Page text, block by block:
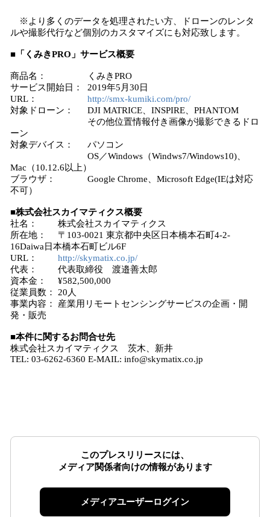
※より多くのデータを処理されたい方、ドローンのレンタ
ルや撮影代行など個別のカスタマイズにも対応致します。
■「くみきPRO」サービス概要
商品名： くみきPRO
サービス開始日： 2019年5月30日
URL： http://smx-kumiki.com/pro/
対象ドローン： DJI MATRICE、INSPIRE、PHANTOM
その他位置情報付き画像が撮影できるドロ
ーン
対象デバイス： パソコン
OS／Windows（Windws7/Windows10)、
Mac（10.12.6以上）
ブラウザ： Google Chrome、Microsoft Edge(IEは対応
不可）
■株式会社スカイマティクス概要
社名： 株式会社スカイマティクス
所在地： 〒103-0021 東京都中央区日本橋本石町4-2-
16Daiwa日本橋本石町ビル6F
URL： http://skymatix.co.jp/
代表： 代表取締役 渡邉善太郎
資本金： ¥582,500,000
従業員数： 20人
事業内容： 産業用リモートセンシングサービスの企画・開
発・販売
■本件に関するお問合せ先
株式会社スカイマティクス 茨木、新井
TEL: 03-6262-6360 E-MAIL: info@skymatix.co.jp
このプレスリリースには、
メディア関係者向けの情報があります
メディアユーザーログイン